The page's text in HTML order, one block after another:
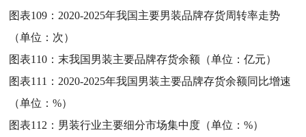
图表109： 2020-2025年我国主要男装品牌存货周转率走势
（单位：次）
图表110： 末我国男装主要品牌存货余额（单位：亿元）
图表111： 2020-2025年我国男装主要品牌存货余额同比增速
（单位：%）
图表112： 男装行业主要细分市场集中度（单位：%）